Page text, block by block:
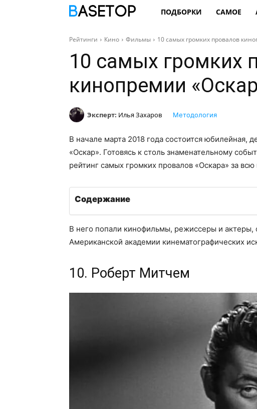
ПОДБОРКИ САМОЕ
Рейтинги Кино Фильмы 10 самых громких провалов
10 самых громких
кинопремии
Эксперт: Илья Захаров Методология
В начале марта 2018 года состоится юбилейная,
«Оскар». Готовясь к столь знаменательному
рейтинг самых громких провалов «Оскара» за
Содержание
В него попали кинофильмы, режиссеры и
Американской академии кинематографических
10. Роберт Митчем